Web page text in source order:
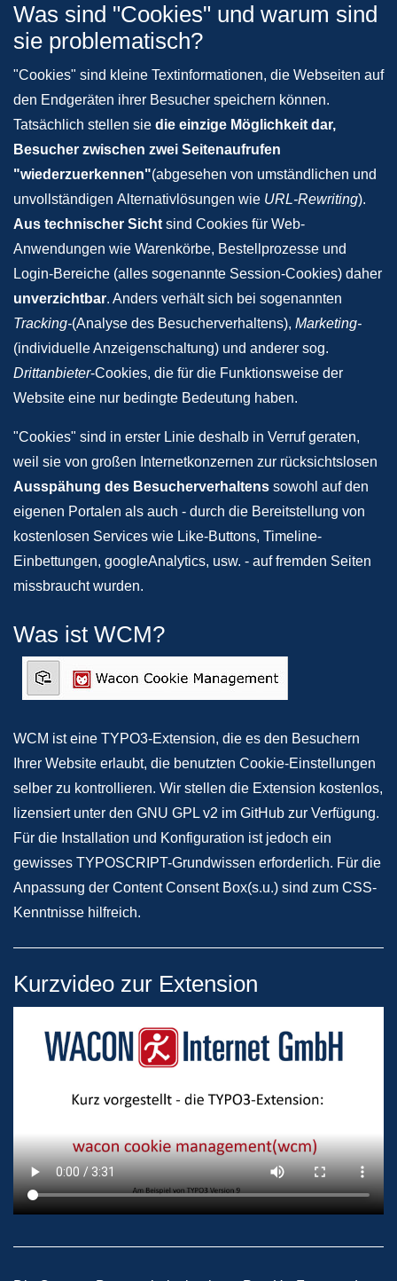
Was sind "Cookies" und warum sind
sie problematisch?
"Cookies" sind kleine Textinformationen, die Webseiten auf
den Endgeräten ihrer Besucher speichern können.
Tatsächlich stellen sie die einzige Möglichkeit dar,
Besucher zwischen zwei Seitenaufrufen
"wiederzuerkennen"(abgesehen von umständlichen und
unvollständigen Alternativlösungen wie URL-Rewriting).
Aus technischer Sicht sind Cookies für Web-
Anwendungen wie Warenkörbe, Bestellprozesse und
Login-Bereiche (alles sogenannte Session-Cookies) daher
unverzichtbar. Anders verhält sich bei sogenannten
Tracking-(Analyse des Besucherverhaltens), Marketing-
(individuelle Anzeigenschaltung) und anderer sog.
Drittanbieter-Cookies, die für die Funktionsweise der
Website eine nur bedingte Bedeutung haben.
"Cookies" sind in erster Linie deshalb in Verruf geraten,
weil sie von großen Internetkonzernen zur rücksichtslosen
Ausspähung des Besucherverhaltens sowohl auf den
eigenen Portalen als auch - durch die Bereitstellung von
kostenlosen Services wie Like-Buttons, Timeline-
Einbettungen, googleAnalytics, usw. - auf fremden Seiten
missbraucht wurden.
Was ist WCM?
WCM ist eine TYPO3-Extension, die es den Besuchern
Ihrer Website erlaubt, die benutzten Cookie-Einstellungen
selber zu kontrollieren. Wir stellen die Extension kostenlos,
lizensiert unter den GNU GPL v2 im GitHub zur Verfügung.
Für die Installation und Konfiguration ist jedoch ein
gewisses TYPOSCRIPT-Grundwissen erforderlich. Für die
Anpassung der Content Consent Box(s.u.) sind zum CSS-
Kenntnisse hilfreich.
Kurzvideo zur Extension